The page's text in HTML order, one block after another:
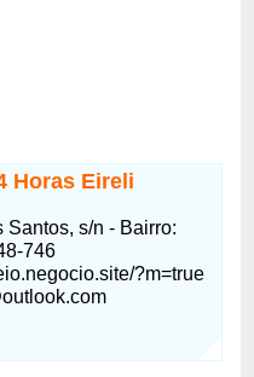
Horas Eireli
Santos, s/n - Bairro:
746
?m=true